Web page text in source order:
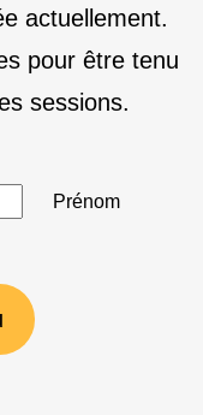
actuellement.
pour être tenu
sessions.
Prénom